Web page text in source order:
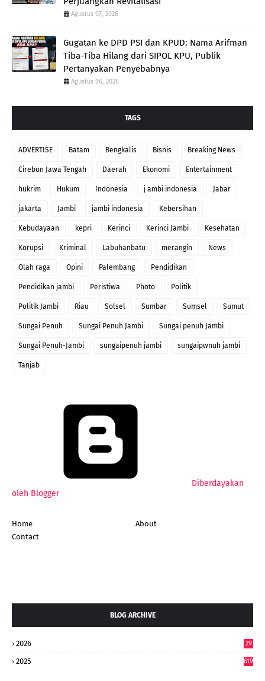
Agustus 07, 2026
Gugatan ke DPD PSI dan KPUD: Nama Arifman
Tiba-Tiba Hilang dari SIPOL KPU, Publik
Pertanyakan Penyebabnya
Agustus 06, 2026
TAGS
ADVERTISE Batam Bengkalis Bisnis Breaking News
Cirebon Jawa Tengah Daerah Ekonomi Entertainment
hukrim Hukum Indonesia j ambi indonesia Jabar
jakarta Jambi jambi indonesia Kebersihan
Kebudayaan kepri Kerinci Kerinci Jambi Kesehatan
Korupsi Kriminal Labuhanbatu merangin News
Olah raga Opini Palembang Pendidikan
Pendidikan jambi Peristiwa Photo Politik
Politik Jambi Riau Solsel Sumbar Sumsel Sumut
Sungai Penuh Sungai Penuh Jambi Sungai penuh Jambi
Sungai Penuh-Jambi sungaipenuh jambi sungaipwnuh jambi
Tanjab
Diberdayakan
oleh Blogger
Home
About
Contact
BLOG ARCHIVE
2026
29
2025 619